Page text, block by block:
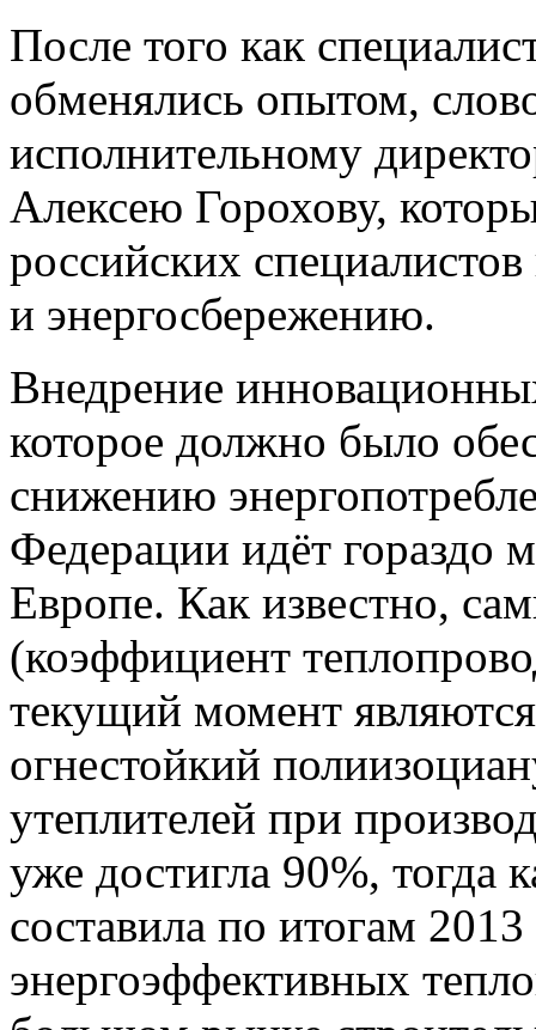
После того как
обменялись опытом,
исполнительному
Алексею Горохову,
российских
и энергосбережению.
Внедрение
которое должно было
снижению
Федерации идёт
Европе. Как известно,
(коэффициент
текущий момент
огнестойкий
утеплителей при
уже достигла 90%, тогда
составила по итогам
энергоэффективных